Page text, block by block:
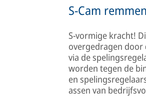
S-Cam
S-vormige kracht!
overgedragen
via de
worden tegen de
en
assen van